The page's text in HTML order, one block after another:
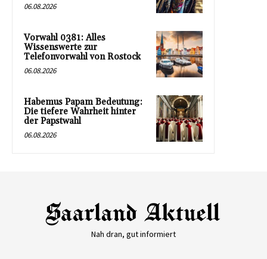
06.08.2026
Vorwahl 0381: Alles
Wissenswerte zur
Telefonvorwahl von Rostock
06.08.2026
Habemus Papam Bedeutung:
Die tiefere Wahrheit hinter
der Papstwahl
06.08.2026
Nah dran, gut informiert